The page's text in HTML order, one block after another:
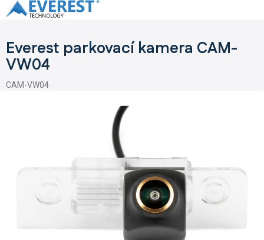
Přejít
na
Everest parkovací kamera CAM-
VW04
CAM-VW04